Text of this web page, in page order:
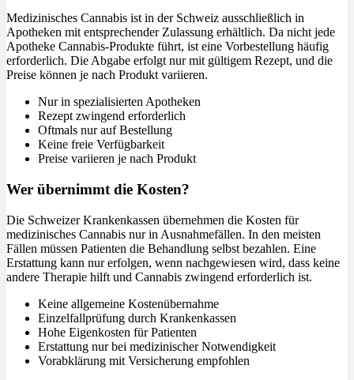
Medizinisches Cannabis ist in der Schweiz ausschließlich in
Apotheken mit entsprechender Zulassung erhältlich. Da nicht jede
Apotheke Cannabis-Produkte führt, ist eine Vorbestellung häufig
erforderlich. Die Abgabe erfolgt nur mit gültigem Rezept, und die
Preise können je nach Produkt variieren.
Nur in spezialisierten Apotheken
Rezept zwingend erforderlich
Oftmals nur auf Bestellung
Keine freie Verfügbarkeit
Preise variieren je nach Produkt
Wer übernimmt die Kosten?
Die Schweizer Krankenkassen übernehmen die Kosten für
medizinisches Cannabis nur in Ausnahmefällen. In den meisten
Fällen müssen Patienten die Behandlung selbst bezahlen. Eine
Erstattung kann nur erfolgen, wenn nachgewiesen wird, dass keine
andere Therapie hilft und Cannabis zwingend erforderlich ist.
Keine allgemeine Kostenübernahme
Einzelfallprüfung durch Krankenkassen
Hohe Eigenkosten für Patienten
Erstattung nur bei medizinischer Notwendigkeit
Vorabklärung mit Versicherung empfohlen